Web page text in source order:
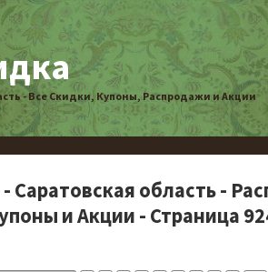
- Все Скидки, Купоны, Распродажи и Акции
Саратовская область -
и Акции - Страница